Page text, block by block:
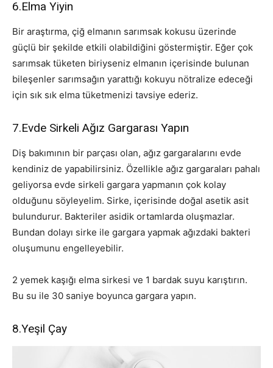
6.Elma Yiyin
Bir araştırma, çiğ elmanın sarımsak kokusu üzerinde
güçlü bir şekilde etkili olabildiğini göstermiştir. Eğer çok
sarımsak tüketen biriyseniz elmanın içerisinde bulunan
bileşenler sarımsağın yarattığı kokuyu nötralize edeceği
için sık sık elma tüketmenizi tavsiye ederiz.
7.Evde Sirkeli Ağız Gargarası Yapın
Diş bakımının bir parçası olan, ağız gargaralarını evde
kendiniz de yapabilirsiniz. Özellikle ağız gargaraları pahalı
geliyorsa evde sirkeli gargara yapmanın çok kolay
olduğunu söyleyelim. Sirke, içerisinde doğal asetik asit
bulundurur. Bakteriler asidik ortamlarda oluşmazlar.
Bundan dolayı sirke ile gargara yapmak ağızdaki bakteri
oluşumunu engelleyebilir.
2 yemek kaşığı elma sirkesi ve 1 bardak suyu karıştırın.
Bu su ile 30 saniye boyunca gargara yapın.
8.Yeşil Çay